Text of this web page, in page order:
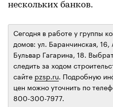
нескольких банков.
Сегодня в работе у группы
домов: ул. Баранчинская,
Бульвар Гагарина, 18.
следить за ходом
сайте pzsp.ru. Подробную
цен можно уточнить по
800-300-7977.